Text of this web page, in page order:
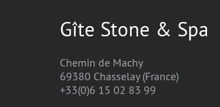
Gîte Stone & Spa
Chemin de Machy
69380 Chasselay (France)
+33(0)6 15 02 83 99